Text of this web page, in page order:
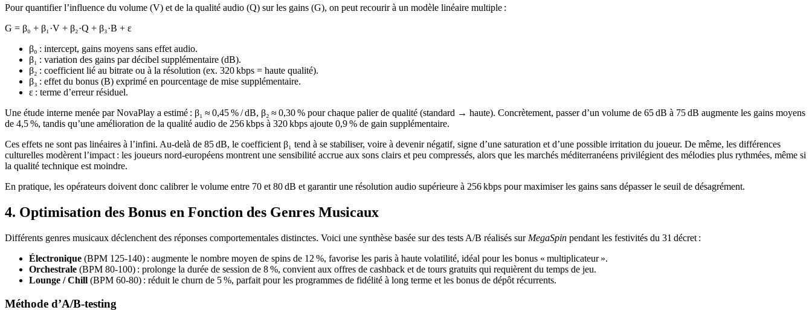
Pour quantifier l’influence du volume (V) et de la qualité audio (Q) sur les gains (G), on peut recourir à un modèle linéaire multiple :
G = β₀ + β₁·V + β₂·Q + β₃·B + ε
β₀ : intercept, gains moyens sans effet audio.
β₁ : variation des gains par décibel supplémentaire (dB).
β₂ : coefficient lié au bitrate ou à la résolution (ex. 320 kbps = haute qualité).
β₃ : effet du bonus (B) exprimé en pourcentage de mise supplémentaire.
ε : terme d’erreur résiduel.
Une étude interne menée par NovaPlay a estimé : β₁ ≈ 0,45 % / dB, β₂ ≈ 0,30 % pour chaque palier de qualité (standard → haute). Concrètement, passer d’un volume de 65 dB à 75 dB augmente les gains moyens
de 4,5 %, tandis qu’une amélioration de la qualité audio de 256 kbps à 320 kbps ajoute 0,9 % de gain supplémentaire.
Ces effets ne sont pas linéaires à l’infini. Au‑delà de 85 dB, le coefficient β₁ tend à se stabiliser, voire à devenir négatif, signe d’une saturation et d’une possible irritation du joueur. De même, les différences
culturelles modèrent l’impact : les joueurs nord‑européens montrent une sensibilité accrue aux sons clairs et peu compressés, alors que les marchés méditerranéens privilégient des mélodies plus rythmées, même si
la qualité technique est moindre.
En pratique, les opérateurs doivent donc calibrer le volume entre 70 et 80 dB et garantir une résolution audio supérieure à 256 kbps pour maximiser les gains sans dépasser le seuil de désagrément.
4. Optimisation des Bonus en Fonction des Genres Musicaux
Différents genres musicaux déclenchent des réponses comportementales distinctes. Voici une synthèse basée sur des tests A/B réalisés sur MegaSpin pendant les festivités du 31 décret :
Électronique (BPM 125‑140) : augmente le nombre moyen de spins de 12 %, favorise les paris à haute volatilité, idéal pour les bonus « multiplicateur ».
Orchestrale (BPM 80‑100) : prolonge la durée de session de 8 %, convient aux offres de cashback et de tours gratuits qui requièrent du temps de jeu.
Lounge / Chill (BPM 60‑80) : réduit le churn de 5 %, parfait pour les programmes de fidélité à long terme et les bonus de dépôt récurrents.
Méthode d’A/B‑testing